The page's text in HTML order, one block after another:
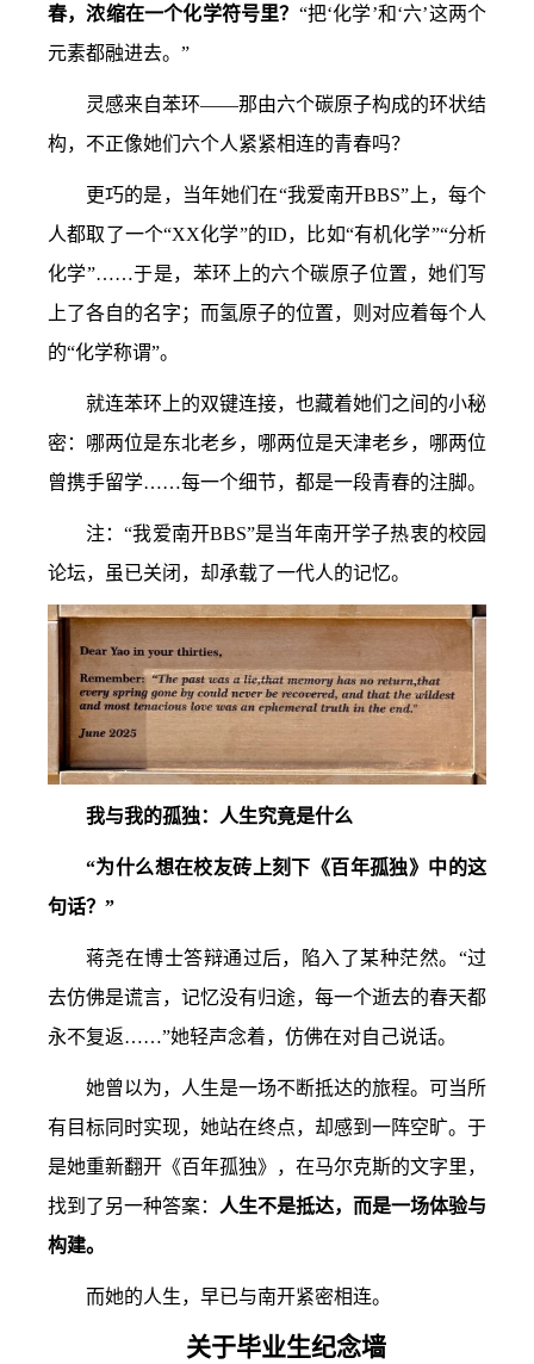
春，浓缩在一个化学符号里？ “把‘化学’和‘六’这两个
元素都融进去。”
灵感来自苯环——那由六个碳原子构成的环状结
构，不正像她们六个人紧紧相连的青春吗？
更巧的是，当年她们在“我爱南开BBS”上，每个
人都取了一个“XX化学”的ID，比如“有机化学”“分析
化学”……于是，苯环上的六个碳原子位置，她们写
上了各自的名字；而氢原子的位置，则对应着每个人
的“化学称谓”。
就连苯环上的双键连接，也藏着她们之间的小秘
密：哪两位是东北老乡，哪两位是天津老乡，哪两位
曾携手留学……每一个细节，都是一段青春的注脚。
注：“我爱南开BBS”是当年南开学子热衷的校园
论坛，虽已关闭，却承载了一代人的记忆。
我与我的孤独：人生究竟是什么
“为什么想在校友砖上刻下《百年孤独》中的这
句话？”
蒋尧在博士答辩通过后，陷入了某种茫然。“过
去仿佛是谎言，记忆没有归途，每一个逝去的春天都
永不复返……”她轻声念着，仿佛在对自己说话。
她曾以为，人生是一场不断抵达的旅程。可当所
有目标同时实现，她站在终点，却感到一阵空旷。于
是她重新翻开《百年孤独》，在马尔克斯的文字里，
找到了另一种答案： 人生不是抵达，而是一场体验与
构建。
而她的人生，早已与南开紧密相连。
关于毕业生纪念墙